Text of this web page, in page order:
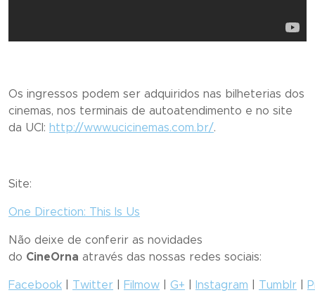
Os ingressos podem ser adquiridos nas bilheterias dos
cinemas, nos terminais de autoatendimento e no site
da UCI: http://www.ucicinemas.com.br/.
Site:
One Direction: This Is Us
Não deixe de conferir as novidades
do CineOrna através das nossas redes sociais:
Facebook Twitter Filmow G+ Instagram Tumblr